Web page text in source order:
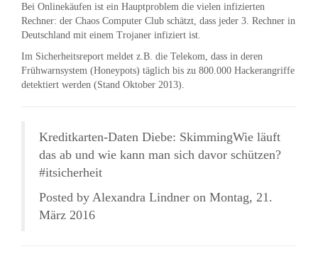
Bei Onlinekäufen ist ein Hauptproblem die vielen infizierten
Rechner: der Chaos Computer Club schätzt, dass jeder 3. Rechner in
Deutschland mit einem Trojaner infiziert ist.
Im Sicherheitsreport meldet z.B. die Telekom, dass in deren
Frühwarnsystem (Honeypots) täglich bis zu 800.000 Hackerangriffe
detektiert werden (Stand Oktober 2013).
Kreditkarten-Daten Diebe: SkimmingWie läuft
das ab und wie kann man sich davor schützen?
#itsicherheit
Posted by Alexandra Lindner on Montag, 21.
März 2016